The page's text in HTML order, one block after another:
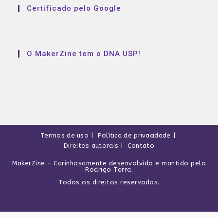
Certificado pelo Google
O MakerZine tem o DNA USP!
Termos de uso
Política de privacidade
Direitos autorais
Contato
MakerZine - Carinhosamente desenvolvido e mantido pelo
Rodrigo Terra.
Todos os direitos reservados.